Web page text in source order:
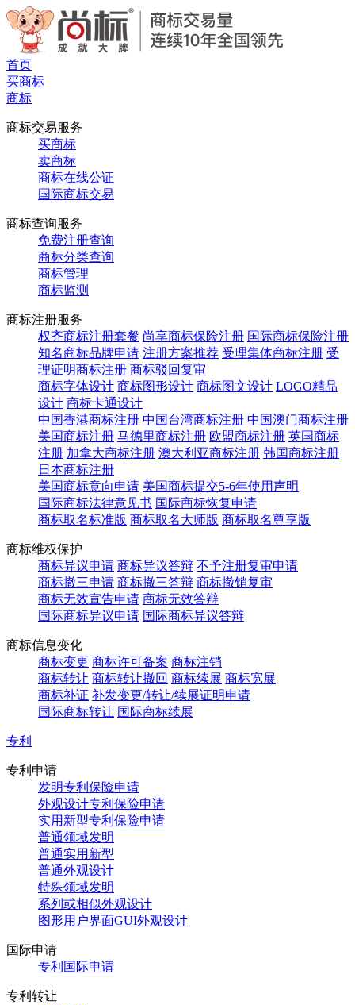
首页
买商标
商标
商标交易服务
买商标
卖商标
商标在线公证
国际商标交易
商标查询服务
免费注册查询
商标分类查询
商标管理
商标监测
商标注册服务
权齐商标注册套餐 尚享商标保险注册 国际商标保险注册
知名商标品牌申请 注册方案推荐 受理集体商标注册 受
理证明商标注册 商标驳回复审
商标字体设计 商标图形设计 商标图文设计 LOGO精品
设计 商标卡通设计
中国香港商标注册 中国台湾商标注册 中国澳门商标注册
美国商标注册 马德里商标注册 欧盟商标注册 英国商标
注册 加拿大商标注册 澳大利亚商标注册 韩国商标注册
日本商标注册
美国商标意向申请 美国商标提交5-6年使用声明
国际商标法律意见书 国际商标恢复申请
商标取名标准版 商标取名大师版 商标取名尊享版
商标维权保护
商标异议申请 商标异议答辩 不予注册复审申请
商标撤三申请 商标撤三答辩 商标撤销复审
商标无效宣告申请 商标无效答辩
国际商标异议申请 国际商标异议答辩
商标信息变化
商标变更 商标许可备案 商标注销
商标转让 商标转让撤回 商标续展 商标宽展
商标补证 补发变更/转让/续展证明申请
国际商标转让 国际商标续展
专利
专利申请
发明专利保险申请
外观设计专利保险申请
实用新型专利保险申请
普通领域发明
普通实用新型
普通外观设计
特殊领域发明
系列或相似外观设计
图形用户界面GUI外观设计
国际申请
专利国际申请
专利转让